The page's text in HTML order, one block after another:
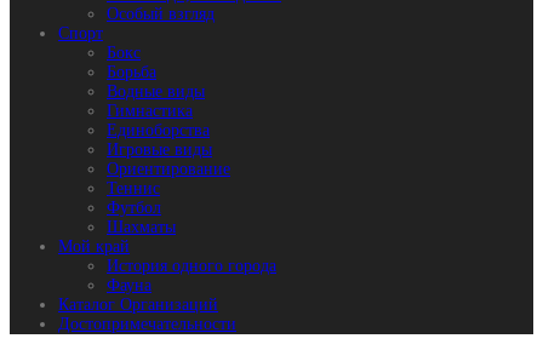
Особый взгляд
Спорт
Бокс
Борьба
Водные виды
Гимнастика
Единоборства
Игровые виды
Ориентирование
Теннис
Футбол
Шахматы
Мой край
История одного города
Фауна
Каталог Организаций
Достопримечательности